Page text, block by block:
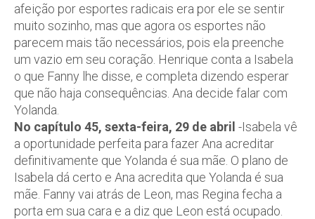
afeição por esportes radicais era por ele se sentir
muito sozinho, mas que agora os esportes não
parecem mais tão necessários, pois ela preenche
um vazio em seu coração. Henrique conta a Isabela
o que Fanny lhe disse, e completa dizendo esperar
que não haja consequências. Ana decide falar com
Yolanda.
No capítulo 45, sexta-feira, 29 de abril -Isabela vê
a oportunidade perfeita para fazer Ana acreditar
definitivamente que Yolanda é sua mãe. O plano de
Isabela dá certo e Ana acredita que Yolanda é sua
mãe. Fanny vai atrás de Leon, mas Regina fecha a
porta em sua cara e a diz que Leon está ocupado.